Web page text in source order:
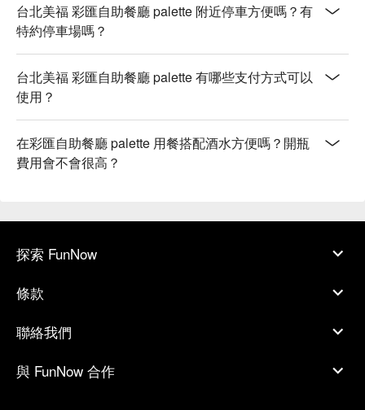
台北美福 彩匯自助餐廳 palette 附近停車方便嗎？有
特約停車場嗎？
台北美福 彩匯自助餐廳 palette 有哪些支付方式可以
使用？
在彩匯自助餐廳 palette 用餐搭配酒水方便嗎？開瓶
費用會不會很高？
探索 FunNow
條款
聯絡我們
與 FunNow 合作